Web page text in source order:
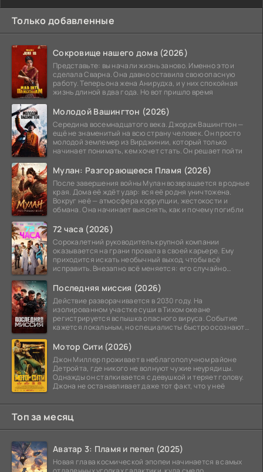
Только добавленные
Сокровище нашего дома (2026)
Представьте: вы начали жизнь заново. Именно это и
сделала Сварна. Она давно оставила свою опасную
работу. Теперь она жена Анирудха, и у них спокойная
жизнь длиной в два года. Но вот пришло время
Молодой Вашингтон (2026)
Середина восемнадцатого века. Джордж Вашингтон —
ещё не знаменитый на всю страну человек. Он просто
молодой землемер из Вирджинии, который только
начинает понимать, кем хочет стать. Он решает пойти
Мулан: Разгорающееся Пламя (2026)
После завершения войны Мулан возвращается в родные
края. Дома её ждёт удар: вся её родня уничтожена.
Вокруг неё — атмосфера коррупции, жестокости и
обмана. Она начинает выяснять, как и почему погибли
72 часа (2026)
Сорокалетний руководитель крупной компании
оказывается на грани провала в своей карьере. Ему
приходится искать необычный выход, чтобы всё
исправить. Внезапно всё меняется: его случайно
Последняя миссия (2026)
Действие разворачивается в 2030 году. На
изолированном участке суши в Тихом океане
регистрируется вспышка опасного вируса. Событие
кажется локальным, но специалисты быстро осознают:
Мотор Сити (2026)
Джон Миллер проживает в неблагополучном районе
Детройта, где никого не волнуют чужие неурядицы.
Однажды он сталкивается с девушкой и теряет голову.
Джона не останавливает даже тот факт, что у неё
Топ за месяц
Аватар 3: Пламя и пепел (2025)
Новая глава космической эпопеи начинается в самых